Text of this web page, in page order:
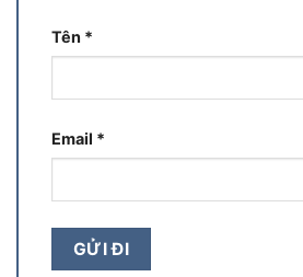
Tên *
Email *